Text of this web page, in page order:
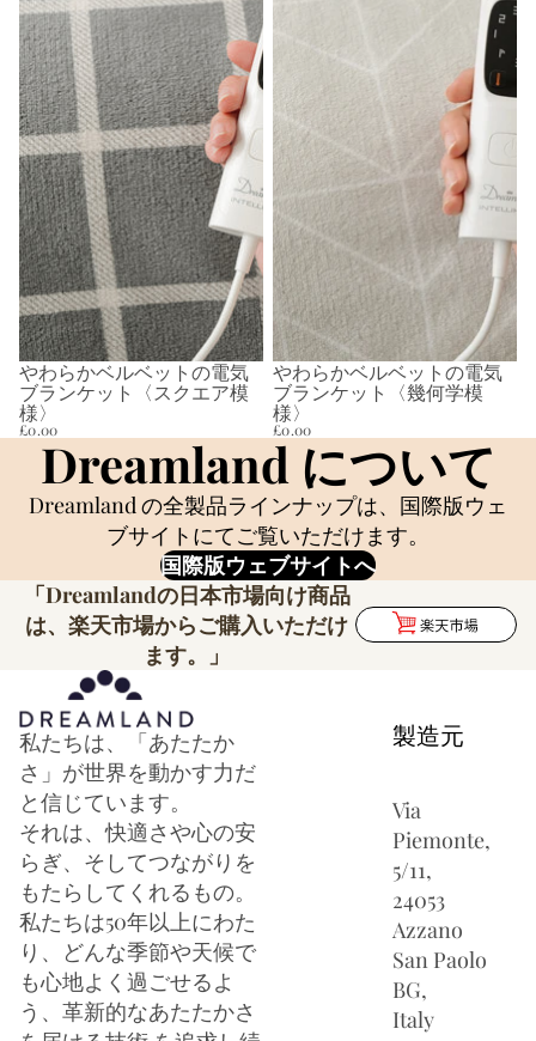
売り切れ
やわらかベルベットの電気
ブランケット〈スクエア模
様〉
£0.00
売り切れ
やわらかベルベットの電気
ブランケット〈幾何学模
様〉
£0.00
Dreamland について
Dreamland の全製品ラインナップは、国際版ウェ
ブサイトにてご覧いただけます。
国際版ウェブサイトへ
「Dreamlandの日本市場向け商品
は、楽天市場からご購入いただけ
ます。」
私たちは、「あたたか
さ」が世界を動かす力だ
と信じています。
それは、快適さや心の安
らぎ、そしてつながりを
もたらしてくれるもの。
私たちは50年以上にわた
り、どんな季節や天候で
も心地よく過ごせるよ
う、革新的なあたたかさ
製造元
Via
Piemonte,
5/11,
24053
Azzano
San Paolo
BG,
Italy